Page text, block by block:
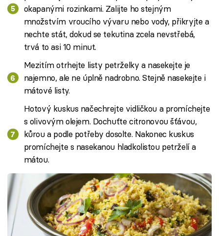
okapanými rozinkami. Zalijte ho stejným
množstvím vroucího vývaru nebo vody, přikryjte a
nechte stát, dokud se tekutina zcela nevstřebá,
trvá to asi 10 minut.
Mezitím otrhejte listy petrželky a nasekejte je
najemno, ale ne úplně nadrobno. Stejně nasekejte i
mátové listy.
Hotový kuskus načechrejte vidličkou a promíchejte
s olivovým olejem. Dochuťte citronovou šťávou,
kůrou a podle potřeby dosolte. Nakonec kuskus
promíchejte s nasekanou hladkolistou petrželí a
mátou.